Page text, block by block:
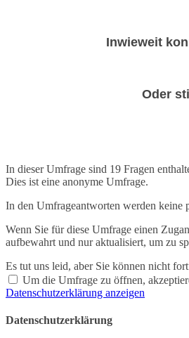
Inwieweit
Oder
In dieser Umfrage sind 19 Fragen
Dies ist eine anonyme Umfrage.
In den Umfrageantworten werden keine
Wenn Sie für diese Umfrage einen
aufbewahrt und nur aktualisiert, um zu
Es tut uns leid, aber Sie können nicht
Um die Umfrage zu öffnen,
Datenschutzerklärung anzeigen
Datenschutzerklärung